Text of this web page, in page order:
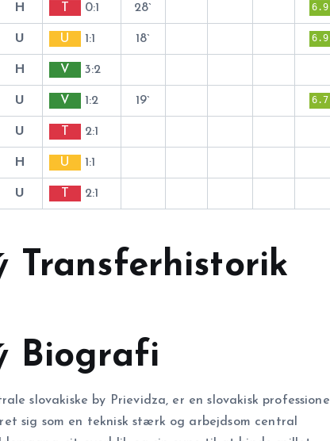
H T 0:1 28` 6.9
U U 1:1 18` 6.9
H V 3:2
U V 1:2 19` 6.7
U T 2:1
H U 1:1
U T 2:1
Transferhistorik
Biografi
slovakiske by Prievidza, er en slovakisk professionel
sig som en teknisk stærk og arbejdsom central